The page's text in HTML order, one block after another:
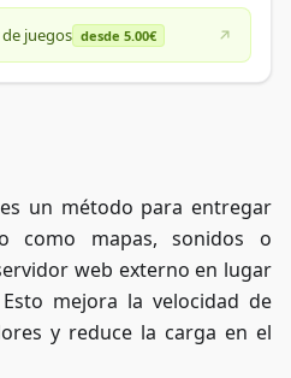
juegos desde 5.00€
un método para entregar
como mapas, sonidos o
web externo en lugar
mejora la velocidad de
y reduce la carga en el